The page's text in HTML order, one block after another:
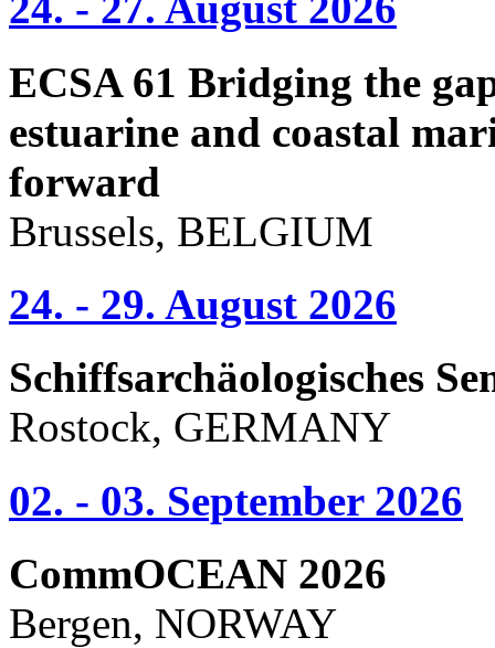
ECSA 61 Bridging the
estuarine and coastal
forward
Brussels, BELGIUM
24. - 29. August 2026
Schiffsarchäologisches
Rostock, GERMANY
02. - 03. September 2026
CommOCEAN 2026
Bergen, NORWAY